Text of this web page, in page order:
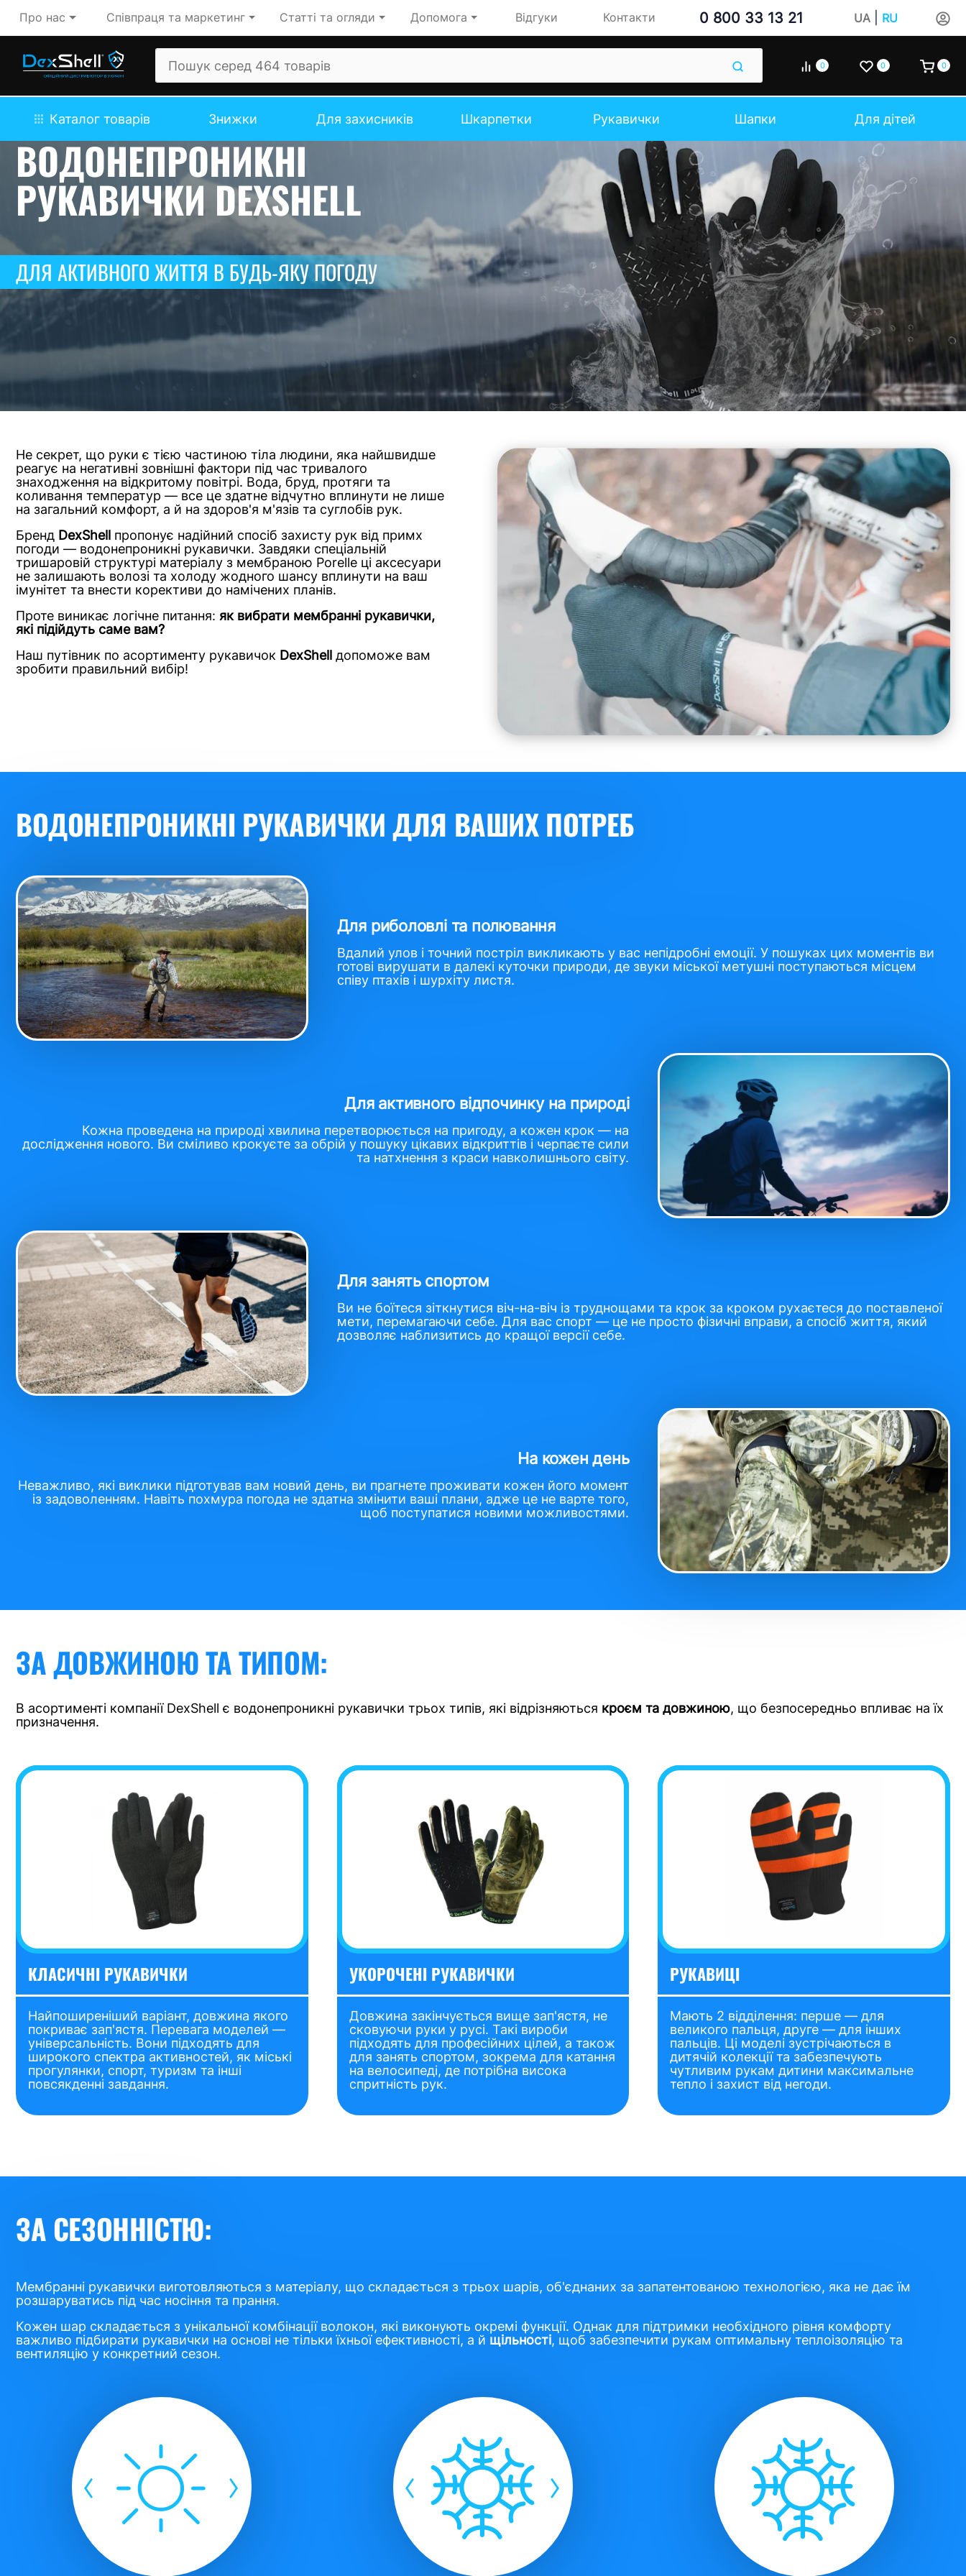
Про нас Співпраця та маркетинг Статті та огляди Допомога Відгуки Контакти 0 800 33 13 21 UA| RU
0 0 0
Каталог товарів Знижки Для захисників Шкарпетки Рукавички Шапки Для дітей
ВОДОНЕПРОНИКНІ
РУКАВИЧКИ DEXSHELL
ДЛЯ АКТИВНОГО ЖИТТЯ В БУДЬ-ЯКУ ПОГОДУ
Не секрет, що руки є тією частиною тіла людини, яка найшвидше
реагує на негативні зовнішні фактори під час тривалого
знаходження на відкритому повітрі. Вода, бруд, протяги та
коливання температур — все це здатне відчутно вплинути не лише
на загальний комфорт, а й на здоров'я м'язів та суглобів рук.
Бренд DexShell пропонує надійний спосіб захисту рук від примх
погоди — водонепроникні рукавички. Завдяки спеціальній
тришаровій структурі матеріалу з мембраною Porelle ці аксесуари
не залишають волозі та холоду жодного шансу вплинути на ваш
імунітет та внести корективи до намічених планів.
Проте виникає логічне питання: як вибрати мембранні рукавички,
які підійдуть саме вам?
Наш путівник по асортименту рукавичок DexShell допоможе вам
зробити правильний вибір!
ВОДОНЕПРОНИКНІ РУКАВИЧКИ ДЛЯ ВАШИХ ПОТРЕБ
Для риболовлі та полювання
Вдалий улов і точний постріл викликають у вас непідробні емоції. У пошуках цих моментів ви
готові вирушати в далекі куточки природи, де звуки міської метушні поступаються місцем
співу птахів і шурхіту листя.
Для активного відпочинку на природі
Кожна проведена на природі хвилина перетворюється на пригоду, а кожен крок — на
дослідження нового. Ви сміливо крокуєте за обрій у пошуку цікавих відкриттів і черпаєте сили
та натхнення з краси навколишнього світу.
Для занять спортом
Ви не боїтеся зіткнутися віч-на-віч із труднощами та крок за кроком рухаєтеся до поставленої
мети, перемагаючи себе. Для вас спорт — це не просто фізичні вправи, а спосіб життя, який
дозволяє наблизитись до кращої версії себе.
На кожен день
Неважливо, які виклики підготував вам новий день, ви прагнете проживати кожен його момент
із задоволенням. Навіть похмура погода не здатна змінити ваші плани, адже це не варте того,
щоб поступатися новими можливостями.
ЗА ДОВЖИНОЮ ТА ТИПОМ:
В асортименті компанії DexShell є водонепроникні рукавички трьох типів, які відрізняються кроєм та довжиною, що безпосередньо впливає на їх
призначення.
КЛАСИЧНІ РУКАВИЧКИ
Найпоширеніший варіант, довжина якого
покриває зап'ястя. Перевага моделей —
універсальність. Вони підходять для
широкого спектра активностей, як міські
прогулянки, спорт, туризм та інші
повсякденні завдання.
УКОРОЧЕНІ РУКАВИЧКИ
Довжина закінчується вище зап'ястя, не
сковуючи руки у русі. Такі вироби
підходять для професійних цілей, а також
для занять спортом, зокрема для катання
на велосипеді, де потрібна висока
спритність рук.
РУКАВИЦІ
Мають 2 відділення: перше — для
великого пальця, друге — для інших
пальців. Ці моделі зустрічаються в
дитячій колекції та забезпечують
чутливим рукам дитини максимальне
тепло і захист від негоди.
ЗА СЕЗОННІСТЮ:
Мембранні рукавички виготовляються з матеріалу, що складається з трьох шарів, об'єднаних за запатентованою технологією, яка не дає їм
розшаруватись під час носіння та прання.
Кожен шар складається з унікальної комбінації волокон, які виконують окремі функції. Однак для підтримки необхідного рівня комфорту
важливо підбирати рукавички на основі не тільки їхньої ефективності, а й щільності, щоб забезпечити рукам оптимальну теплоізоляцію та
вентиляцію у конкретний сезон.